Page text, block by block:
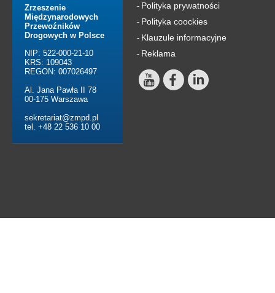
Zrzeszenie
Międzynarodowych
Przewoźników
Drogowych w Polsce
NIP: 522-000-21-10
KRS: 109043
REGON: 007026497
Al. Jana Pawła II 78
00-175 Warszawa
sekretariat@zmpd.pl
tel. +48 22 536 10 00
- Polityka prywatności
- Polityka coockies
- Klauzule informacyjne
- Reklama